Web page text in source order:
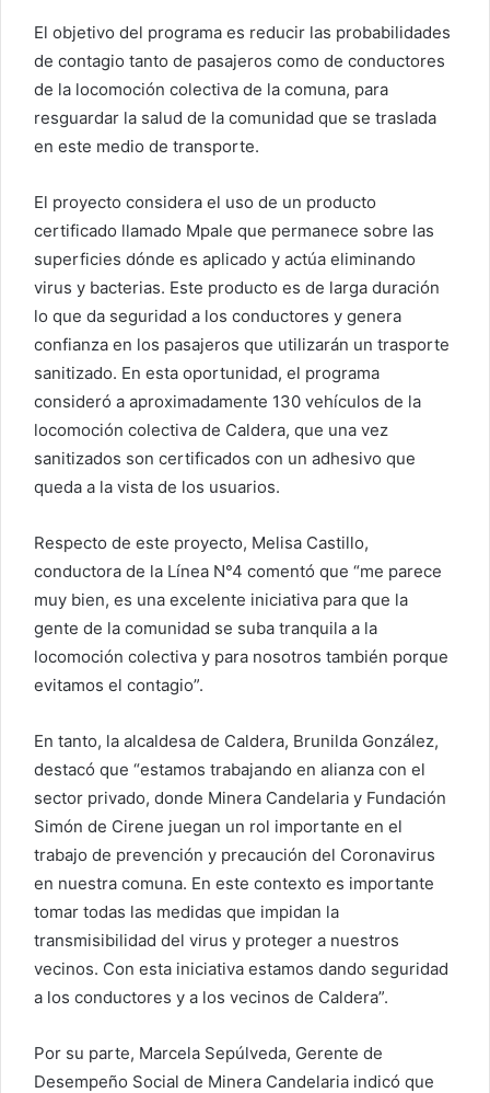
El objetivo del programa es reducir las probabilidades
de contagio tanto de pasajeros como de conductores
de la locomoción colectiva de la comuna, para
resguardar la salud de la comunidad que se traslada
en este medio de transporte.
El proyecto considera el uso de un producto
certificado llamado Mpale que permanece sobre las
superficies dónde es aplicado y actúa eliminando
virus y bacterias. Este producto es de larga duración
lo que da seguridad a los conductores y genera
confianza en los pasajeros que utilizarán un trasporte
sanitizado. En esta oportunidad, el programa
consideró a aproximadamente 130 vehículos de la
locomoción colectiva de Caldera, que una vez
sanitizados son certificados con un adhesivo que
queda a la vista de los usuarios.
Respecto de este proyecto, Melisa Castillo,
conductora de la Línea N°4 comentó que “me parece
muy bien, es una excelente iniciativa para que la
gente de la comunidad se suba tranquila a la
locomoción colectiva y para nosotros también porque
evitamos el contagio”.
En tanto, la alcaldesa de Caldera, Brunilda González,
destacó que “estamos trabajando en alianza con el
sector privado, donde Minera Candelaria y Fundación
Simón de Cirene juegan un rol importante en el
trabajo de prevención y precaución del Coronavirus
en nuestra comuna. En este contexto es importante
tomar todas las medidas que impidan la
transmisibilidad del virus y proteger a nuestros
vecinos. Con esta iniciativa estamos dando seguridad
a los conductores y a los vecinos de Caldera”.
Por su parte, Marcela Sepúlveda, Gerente de
Desempeño Social de Minera Candelaria indicó que